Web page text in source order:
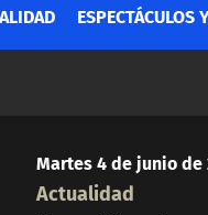
ESPECTÁCULOS
Martes 4 de junio de
Actualidad